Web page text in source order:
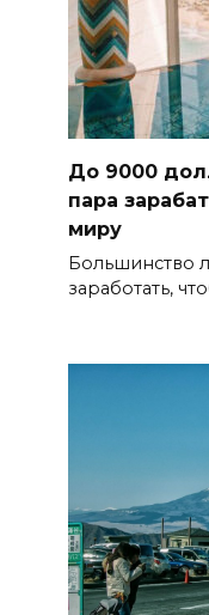
До 9000
пара
миру
Большинство
заработать,